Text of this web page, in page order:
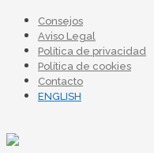
Consejos
Aviso Legal
Política de privacidad
Política de cookies
Contacto
ENGLISH